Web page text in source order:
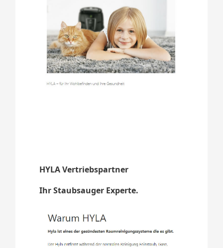
HYLA Vertriebspartner
Ihr Staubsauger Experte.